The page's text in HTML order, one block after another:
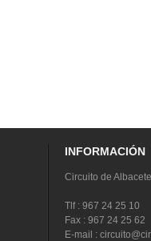
INFORMACIÓN
Circuito de Albacete
Tlf : 967 24 25 10
Fax : 967 24 25 62
E-mail :